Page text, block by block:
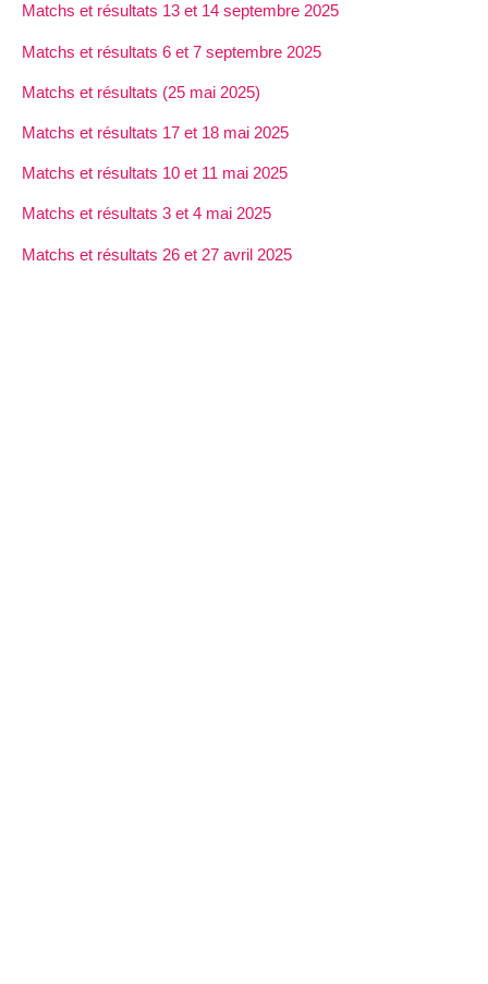
Matchs et résultats 13 et 14 septembre 2025
Matchs et résultats 6 et 7 septembre 2025
Matchs et résultats (25 mai 2025)
Matchs et résultats 17 et 18 mai 2025
Matchs et résultats 10 et 11 mai 2025
Matchs et résultats 3 et 4 mai 2025
Matchs et résultats 26 et 27 avril 2025